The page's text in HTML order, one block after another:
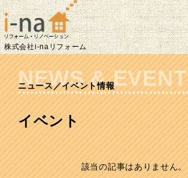
株式会社i-naリフォーム
NEWS & EVENT
ニュース／イベント情報
イベント
該当の記事はありません。